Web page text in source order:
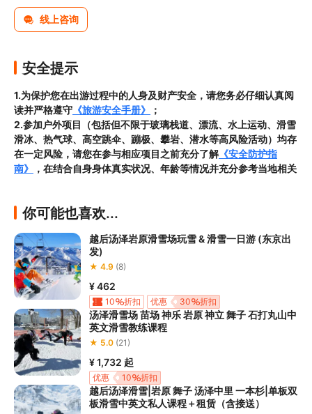
线上咨询
安全提示
1.为保护您在出游过程中的人身及财产安全，请您务必仔细认真阅
读并严格遵守 《旅游安全手册》
；
2.参加户外项目（包括但不限于玻璃栈道、漂流、水上运动、滑雪
滑冰、热气球、高空跳伞、蹦极、攀岩、潜水等高风险活动）均存
在一定风险，请您在参与相应项目之前充分了解《安全防护指
南》
，在结合自身身体真实状况、年龄等情况并充分参考当地相关
患者及严重恐高、体质较弱的游客参加本产品内包含的项目，
给旅行社造成损失的，还需对旅行社进行全额赔偿；
4.因本产品内可能包含多个旅游项目，请您在
服工作人员沟通了解本产品内各项目的准入年龄、准入身高及准入
体重等准入要求
，否则预订失败或预订后无法成行的后果由您自行
承担；
5.请您在参与项目期间全程穿戴好安全护具，避免发生意外事件；
6.若您在项目进行过程中感到任何不适，请及时与工作人员进行沟
通，工作人员将会及时为您提供必要支持。
你可能也喜欢...
越后汤泽岩原滑雪场玩雪 & 滑雪一日游 (东京出
发)
★ 4.9 (8)
¥ 462
10 折扣 30 折扣
优惠
汤泽滑雪场 苗场 神乐 岩原 神立 舞子 石打丸山中
英文滑雪教练课程
★ 5.0 (21)
¥ 1,732 起
10 折扣
优惠
越后汤泽滑雪|岩原 舞子 汤泽中里 一本杉|单板双
板滑雪中英文私人课程＋租赁（含接送）